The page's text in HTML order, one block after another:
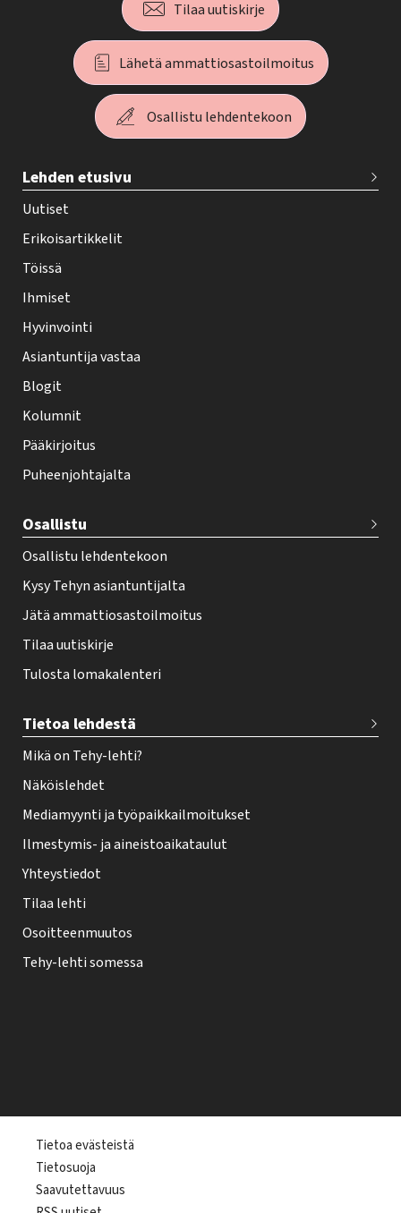
Tilaa uutiskirje
Lähetä ammattiosastoilmoitus
Osallistu lehdentekoon
e
h
y
-
e
h
t
i
f
o
t
r
Lehden etusivu
Uutiset
Erikoisartikkelit
Töissä
Ihmiset
Hyvinvointi
Asiantuntija vastaa
Blogit
Kolumnit
Pääkirjoitus
Puheenjohtajalta
Osallistu
Osallistu lehdentekoon
Kysy Tehyn asiantuntijalta
Jätä ammattiosastoilmoitus
Tilaa uutiskirje
Tulosta lomakalenteri
Tietoa lehdestä
Mikä on Tehy-lehti?
Näköislehdet
Mediamyynti ja työpaikkailmoitukset
Ilmestymis- ja aineistoaikataulut
Yhteystiedot
Tilaa lehti
Osoitteenmuutos
Tehy-lehti somessa
Tietoa evästeistä
Tietosuoja
Saavutettavuus